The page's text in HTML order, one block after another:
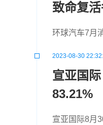
致命复
环球汽车7月
2023-08-30
宣亚国
83.21%
宣亚国际8月